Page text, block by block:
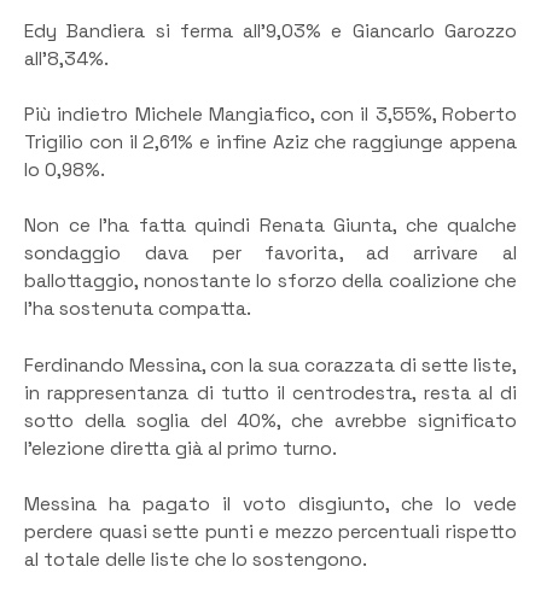
Edy Bandiera si ferma all’9,03% e Giancarlo Garozzo
all’8,34%.
Più indietro Michele Mangiafico, con il 3,55%, Roberto
Trigilio con il 2,61% e infine Aziz che raggiunge appena
lo 0,98%.
Non ce l’ha fatta quindi Renata Giunta, che qualche
sondaggio dava per favorita, ad arrivare al
ballottaggio, nonostante lo sforzo della coalizione che
l’ha sostenuta compatta.
Ferdinando Messina, con la sua corazzata di sette liste,
in rappresentanza di tutto il centrodestra, resta al di
sotto della soglia del 40%, che avrebbe significato
l’elezione diretta già al primo turno.
Messina ha pagato il voto disgiunto, che lo vede
perdere quasi sette punti e mezzo percentuali rispetto
al totale delle liste che lo sostengono.